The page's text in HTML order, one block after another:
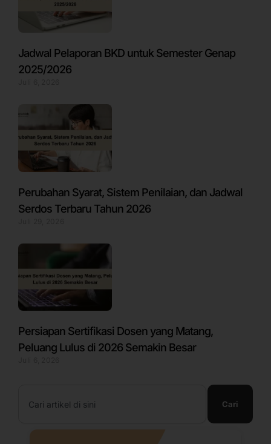
Jadwal Pelaporan BKD untuk Semester Genap
2025/2026
Perubahan Syarat, Sistem Penilaian, dan Jadwal
Serdos Terbaru Tahun 2026
Persiapan Sertifikasi Dosen yang Matang,
Peluang Lulus di 2026 Semakin Besar
Cari